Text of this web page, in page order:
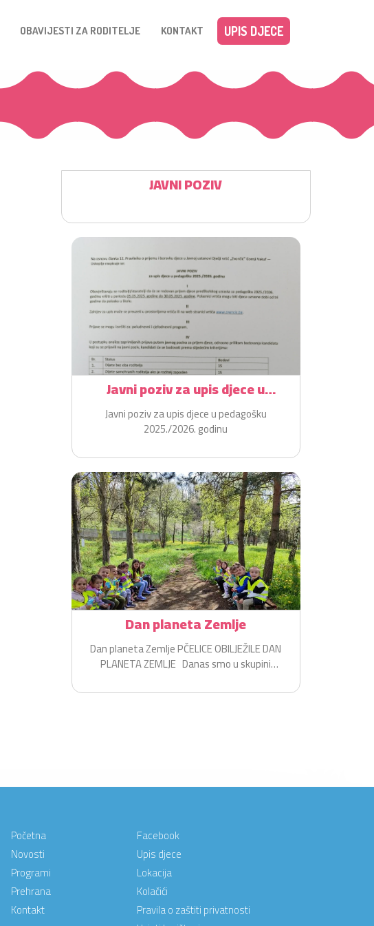
OBAVIJESTI ZA RODITELJE KONTAKT UPIS DJECE
JAVNI POZIV
Javni poziv za upis djece u
pedagošku 2025./2026. godinu
Javni poziv za upis djece u pedagošku
2025./2026. godinu
Dan planeta Zemlje
Dan planeta Zemlje PČELICE OBILJEŽILE DAN
PLANETA ZEMLJE Danas smo u skupini
Početna
Novosti
Programi
Prehrana
Kontakt
Facebook
Upis djece
Lokacija
Kolačići
Pravila o zaštiti privatnosti